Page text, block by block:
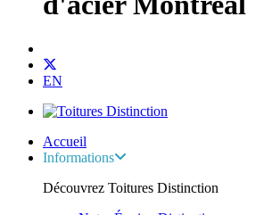
EN
Accueil
Informations
Découvrez Toitures Distinction